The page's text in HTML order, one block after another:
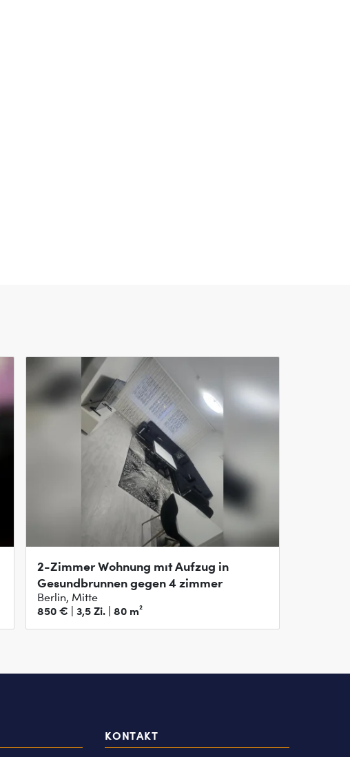
2-Zimmer Wohnung mıt Aufzug in
Gesundbrunnen gegen 4 zimmer
Berlin, Mitte
850 € | 3,5 Zi. | 80 m²
KONTAKT